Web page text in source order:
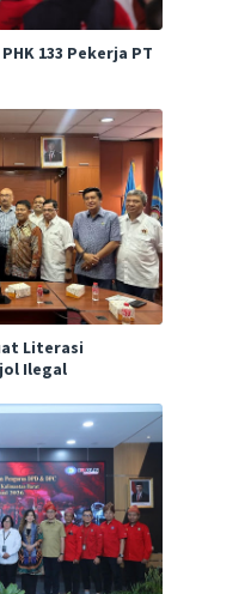
133 Pekerja PT
Literasi
Ilegal